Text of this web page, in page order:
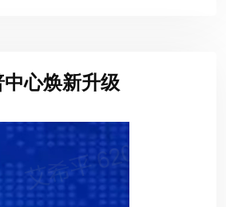
心焕新升级